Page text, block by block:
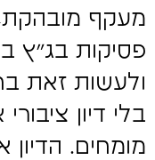
מעקף
פסיקות בג"ץ
ולעשות זאת
בלי דיון
מומחים.